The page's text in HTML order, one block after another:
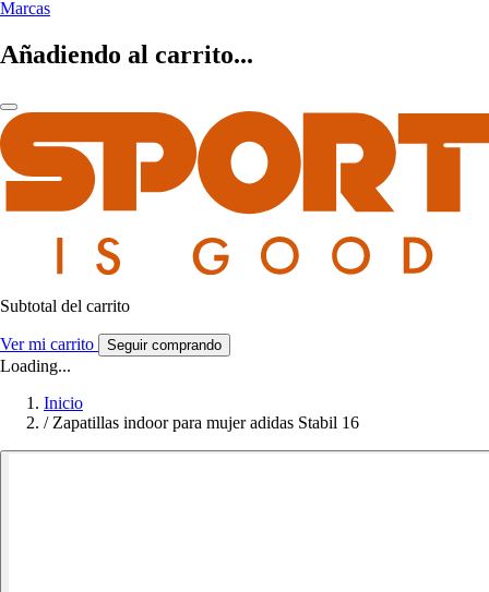
Marcas
Añadiendo al carrito...
Subtotal del carrito
Ver mi carrito Seguir comprando
Loading...
Inicio
/ Zapatillas indoor para mujer adidas Stabil 16